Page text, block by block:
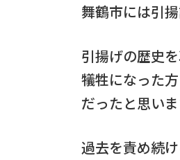
舞鶴市には引
引揚げの歴史
犠牲になった
だったと思いま
過去を責め続